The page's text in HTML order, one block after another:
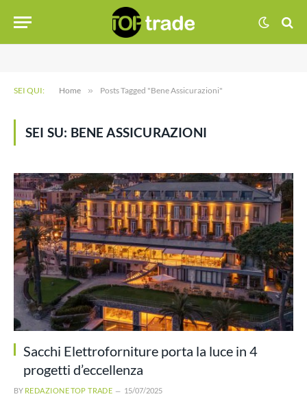
SEI QUI: Home » Posts Tagged "Bene Assicurazioni"
SEI SU: BENE ASSICURAZIONI
Sacchi Elettroforniture porta la luce in 4
progetti d’eccellenza
BY REDAZIONE TOP TRADE 15/07/2025